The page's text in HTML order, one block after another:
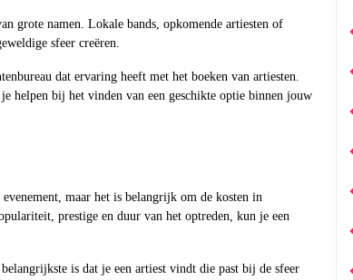
grote namen. Lokale bands, opkomende artiesten of
sfeer creëren.
dat ervaring heeft met het boeken van artiesten.
helpen bij het vinden van een geschikte optie binnen jouw
maar het is belangrijk om de kosten in
prestige en duur van het optreden, kun je een
is dat je een artiest vindt die past bij de sfeer